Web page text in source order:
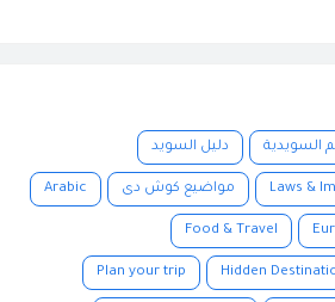
السويدية دليل السويد
مواضيع كوش دى Arabic
Food & Travel
Hidden
Plan your trip